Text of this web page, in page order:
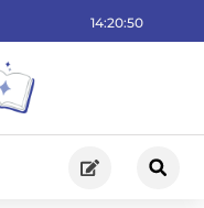
14:20:51